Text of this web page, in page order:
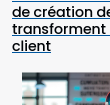
de création
client